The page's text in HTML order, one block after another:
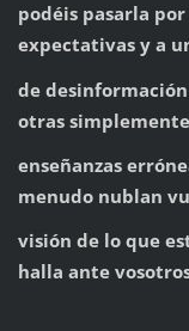
podéis pasarla
expectativas y a
de
otras simplemente
enseñanzas
menudo nublan
visión de lo que
halla ante